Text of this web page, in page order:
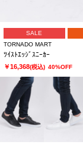
SALE
TORNADO MART
ﾂｲｽﾄｴｯｼﾞｽﾆｰｶｰ
￥16,368(税込) 40%OFF